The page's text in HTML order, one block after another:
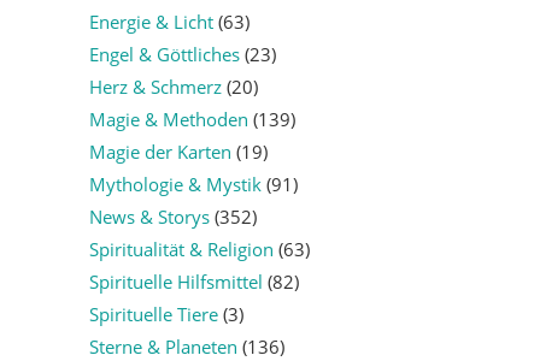
Energie & Licht(63)
Engel & Göttliches(23)
Herz & Schmerz(20)
Magie & Methoden (139)
Magie der Karten (19)
Mythologie & Mystik(91)
News & Storys(352)
Spiritualität & Religion (63)
Spirituelle Hilfsmittel (82)
Spirituelle Tiere(3)
Sterne & Planeten (136)